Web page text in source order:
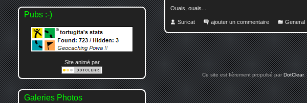
Ouais, ouais...
Suricat ajouter un commentaire General
Pubs :-)
Site animé par
Galeries Photos
Ce site est fièrement propulsé parDotClear.